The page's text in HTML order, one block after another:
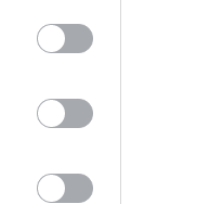
kadar Premium / Deluxe